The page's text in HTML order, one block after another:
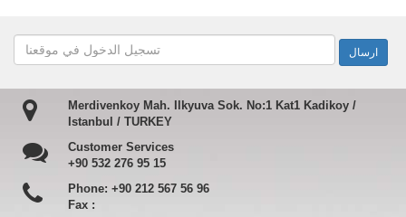
Merdivenkoy Mah. Ilkyuva Sok. No:1 Kat1 Kadikoy /
Istanbul / TURKEY
Customer Services
+90 532 276 95 15
Phone: +90 212 567 56 96
Fax :